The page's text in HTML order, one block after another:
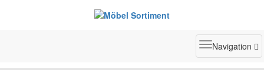
Toggle
Navigation